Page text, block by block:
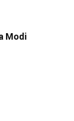
Modi